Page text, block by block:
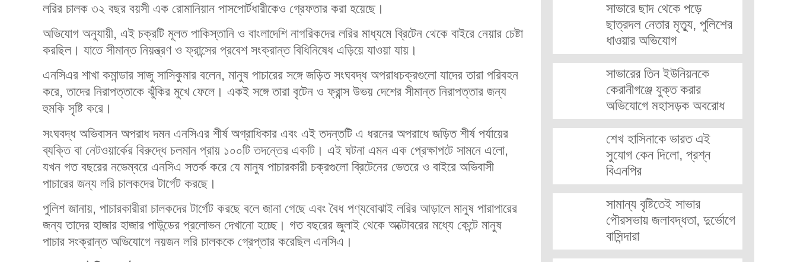
লরির চালক ৩২ বছর বয়সী এক রোমানিয়ান পাসপোর্টধারীকেও গ্রেফতার করা হয়েছে।
অভিযোগ অনুযায়ী, এই চক্রটি মূলত পাকিস্তানি ও বাংলাদেশি নাগরিকদের লরির মাধ্যমে ব্রিটেন থেকে বাইরে নেয়ার চেষ্টা
করছিল। যাতে সীমান্ত নিয়ন্ত্রণ ও ফ্রান্সের প্রবেশ সংক্রান্ত বিধিনিষেধ এড়িয়ে যাওয়া যায়।
এনসিএর শাখা কমান্ডার সাজু সাসিকুমার বলেন, মানুষ পাচারের সঙ্গে জড়িত সংঘবদ্ধ অপরাধচক্রগুলো যাদের তারা পরিবহন
করে, তাদের নিরাপত্তাকে ঝুঁকির মুখে ফেলে। একই সঙ্গে তারা বৃটেন ও ফ্রান্স উভয় দেশের সীমান্ত নিরাপত্তার জন্য
হুমকি সৃষ্টি করে।
সংঘবদ্ধ অভিবাসন অপরাধ দমন এনসিএর শীর্ষ অগ্রাধিকার এবং এই তদন্তটি এ ধরনের অপরাধে জড়িত শীর্ষ পর্যায়ের
ব্যক্তি বা নেটওয়ার্কের বিরুদ্ধে চলমান প্রায় ১০০টি তদন্তের একটি। এই ঘটনা এমন এক প্রেক্ষাপটে সামনে এলো,
যখন গত বছরের নভেম্বরে এনসিএ সতর্ক করে যে মানুষ পাচারকারী চক্রগুলো ব্রিটেনের ভেতরে ও বাইরে অভিবাসী
পাচারের জন্য লরি চালকদের টার্গেট করছে।
পুলিশ জানায়, পাচারকারীরা চালকদের টার্গেট করছে বলে জানা গেছে এবং বৈধ পণ্যবোঝাই লরির আড়ালে মানুষ পারাপারের
জন্য তাদের হাজার হাজার পাউন্ডের প্রলোভন দেখানো হচ্ছে। গত বছরের জুলাই থেকে অক্টোবরের মধ্যে কেন্টে মানুষ
পাচার সংক্রান্ত অভিযোগে নয়জন লরি চালককে গ্রেপ্তার করেছিল এনসিএ।
সাভারে ছাদ থেকে পড়ে
ছাত্রদল নেতার মৃত্যু, পুলিশের
ধাওয়ার অভিযোগ
সাভারের তিন ইউনিয়নকে
কেরানীগঞ্জে যুক্ত করার
অভিযোগে মহাসড়ক অবরোধ
শেখ হাসিনাকে ভারত এই
সুযোগ কেন দিলো, প্রশ্ন
বিএনপির
সামান্য বৃষ্টিতেই সাভার
পৌরসভায় জলাবদ্ধতা, দুর্ভোগে
বাসিন্দারা